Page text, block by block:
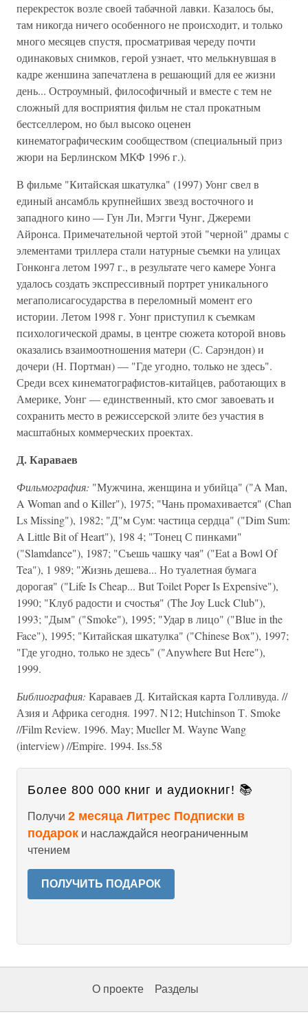
перекресток возле своей табачной лавки. Казалось бы,
там никогда ничего особенного не происходит, и только
много месяцев спустя, просматривая череду почти
одинаковых снимков, герой узнает, что мелькнувшая в
кадре женшина запечатлена в решающий для ее жизни
день... Остроумный, философичный и вместе с тем не
сложный для восприятия фильм не стал прокатным
бестселлером, но был высоко оценен
кинематографическим сообществом (специальный приз
жюри на Берлинском МКФ 1996 г.).
В фильме "Китайская шкатулка" (1997) Уонг свел в
единый ансамбль крупнейших звезд восточного и
западного кино — Гун Ли, Мэгги Чунг, Джереми
Айронса. Примечательной чертой этой "черной" драмы с
элементами триллера стали натурные съемки на улицах
Гонконга летом 1997 г., в результате чего камере Уонга
удалось создать экспрессивный портрет уникального
мегаполисагосударства в переломный момент его
истории. Летом 1998 г. Уонг приступил к съемкам
психологической драмы, в центре сюжета которой вновь
оказались взаимоотношения матери (С. Сарэндон) и
дочери (Н. Портман) — "Где угодно, только не здесь".
Среди всех кинематографистов-китайцев, работающих в
Америке, Уонг — единственный, кто смог завоевать и
сохранить место в режиссерской элите без участия в
масштабных коммерческих проектах.
Д. Караваев
Фильмография: "Мужчина, женщина и убийца" ("A Man,
A Woman and о Killer"), 1975; "Чань промахивается" (Chan
Ls Missing"), 1982; "Д"м Сум: частица сердца" ("Dim Sum:
A Little Bit of Heart"), 198 4; "Тонец С пинками"
("Slamdance"), 1987; "Съешь чашку чая" ("Eat а Bowl Of
Tea"), 1 989; "Жизнь дешева... Но туалетная бумага
дорогая" ("Life Is Cheap... But Toilet Poper Is Expensive"),
1990; "Клуб радости и счостья" (The Joy Luck Club"),
1993; "Дым" ("Smoke"), 1995; "Удар в лицо" ("Blue in the
Face"), 1995; "Китайская шкатулка" ("Chinese Box"), 1997;
"Где угодно, только не здесь" ("Anywhere But Here"),
1999.
Библиография: Караваев Д. Китайская карта Голливуда. //
Азия и Африка сегодня. 1997. N12; Hutchinson Т. Smoke
//Film Review. 1996. May; Mueller M. Wayne Wang
(interview) //Empire. 1994. Iss.58
Более 800 000 книг и аудиокниг! 📚
Получи 2 месяца Литрес Подписки в
подарок и наслаждайся неограниченным
чтением
ПОЛУЧИТЬ ПОДАРОК
О проекте Разделы